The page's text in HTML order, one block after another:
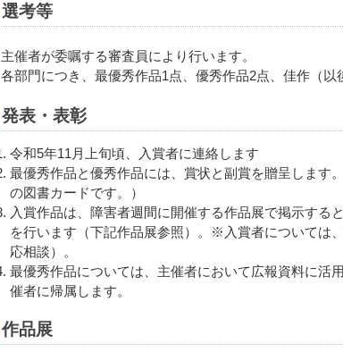
選考等
主催者が委嘱する審査員により行います。
各部門につき、最優秀作品1点、優秀作品2点、佳作（以
発表・表彰
令和5年11月上旬頃、入賞者に連絡します
最優秀作品と優秀作品には、賞状と副賞を贈呈します
の図書カードです。）
入賞作品は、障害者週間に開催する作品展で掲示する
を行います（下記作品展参照）。※入賞者については
応相談）。
最優秀作品については、主催者において広報資料に
催者に帰属します。
作品展